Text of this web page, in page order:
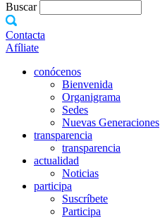
Buscar
Contacta
Afíliate
conócenos
Bienvenida
Organigrama
Sedes
Nuevas Generaciones
transparencia
transparencia
actualidad
Noticias
participa
Suscríbete
Participa